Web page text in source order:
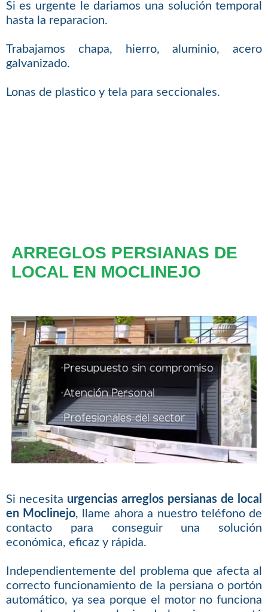
Si es urgente le dariamos una solución temporal
hasta la reparacion.
Trabajamos chapa, hierro, aluminio, acero
galvanizado.
Lonas de plastico y tela para seccionales.
ARREGLOS PERSIANAS DE
LOCAL EN MOCLINEJO
Si necesita urgencias arreglos persianas de local
en Moclinejo, llame ahora a nuestro teléfono de
contacto para conseguir una solución
económica, eficaz y rápida.
Independientemente del problema que afecta al
correcto funcionamiento de la persiana o portón
automático, ya sea porque el motor no funciona